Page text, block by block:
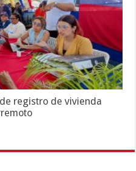
registro de vivienda